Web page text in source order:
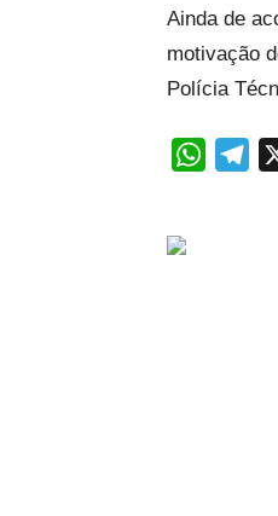
Ainda de
motivação
Polícia